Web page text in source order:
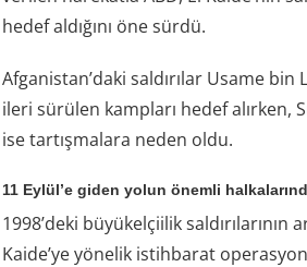
hedef aldığını öne sürdü.
Afganistan’daki saldırılar Usame bin
ileri sürülen kampları hedef alırken,
ise tartışmalara neden oldu.
11 Eylül’e giden yolun önemli
1998’deki büyükelçiilik saldırılarının
Kaide’ye yönelik istihbarat